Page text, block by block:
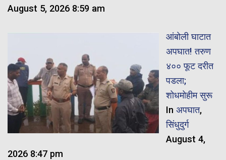
August 5, 2026 8:59 am
आंबोली घाटात
अपघात! तरुण
४०० फूट दरीत
पडला;
शोधमोहीम सुरू
In अपघात,
सिंधुदुर्ग
August 4,
2026 8:47 pm